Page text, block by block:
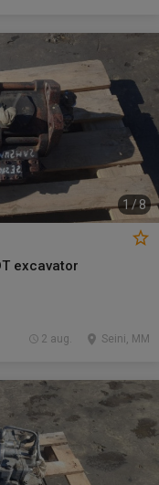
1 /8
excavator
Seini, MM
2 aug.